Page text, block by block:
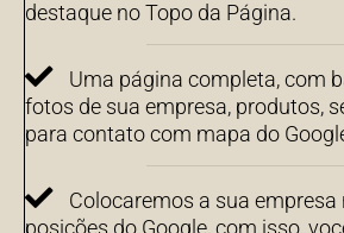
destaque no Topo da Página.
Uma página completa, com
fotos de sua empresa, produtos,
para contato com mapa do
Colocaremos a sua empresa
posições do Google, com isso,